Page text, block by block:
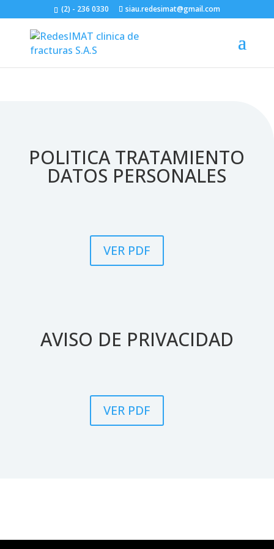
(2) - 236 0330 siau.redesimat@gmail.com
POLITICA TRATAMIENTO
DATOS PERSONALES
VER PDF
AVISO DE PRIVACIDAD
VER PDF